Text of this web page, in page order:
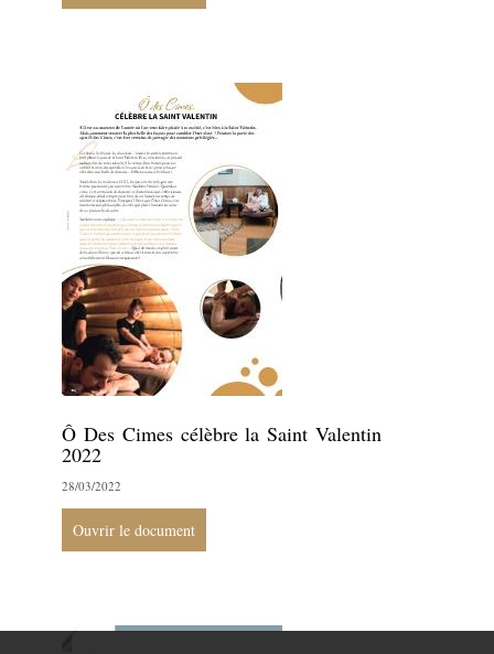
Ô Des Cimes célèbre la Saint Valentin
2022
28/03/2022
Ouvrir le document